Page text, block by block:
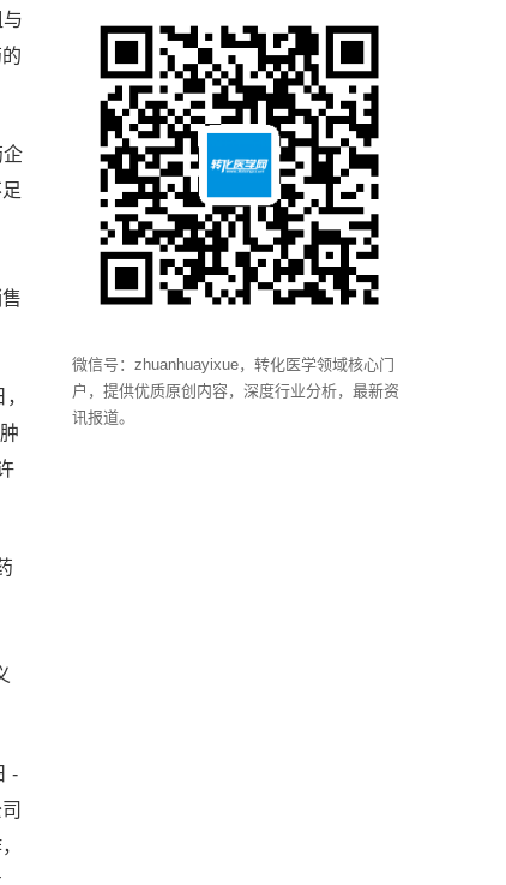
企
-
微信号：zhuanhuayixue，转化医学领域核心门
户，提供优质原创内容，深度行业分析，最新资
讯报道。